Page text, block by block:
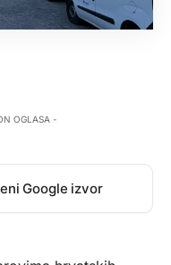
OGLASA -
Google izvor